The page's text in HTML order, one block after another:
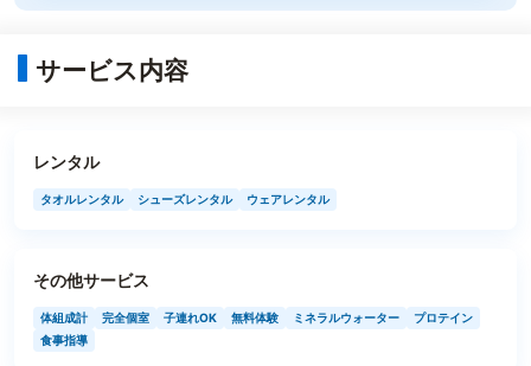
サービス内容
レンタル
タオルレンタル シューズレンタル ウェアレンタル
その他サービス
体組成計 完全個室 子連れOK 無料体験 ミネラルウォーター
プロテイン
食事指導